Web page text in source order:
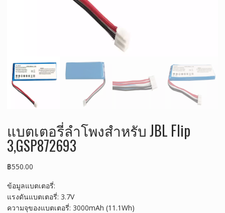
แบตเตอรี่ลำโพงสำหรับ JBL Flip
3,GSP872693
฿550.00
ข้อมูลแบตเตอรี่:
แรงดันแบตเตอรี่: 3.7V
ความจุของแบตเตอรี่: 3000mAh (11.1Wh)